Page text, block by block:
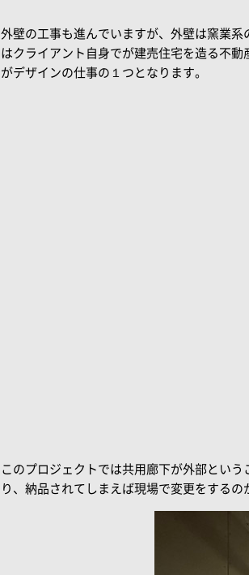
外壁の工事も進んでいますが、外壁は窯業
はクライアント自身でが建売住宅を造る不
がデザインの仕事の１つとなります。
このプロジェクトでは共用廊下が外部とい
り、納品されてしまえば現場で変更をする